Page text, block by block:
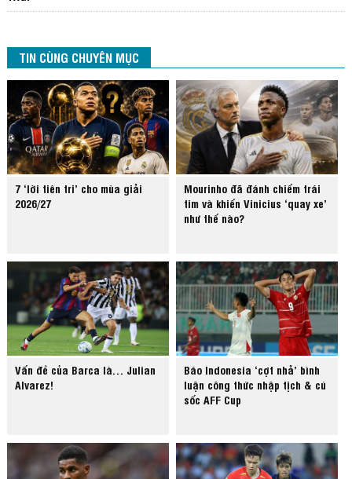
TIN CÙNG CHUYÊN MỤC
7 ‘lời tiên tri’ cho mùa giải
2026/27
Mourinho đã đánh chiếm trái
tim và khiến Vinicius ‘quay xe’
như thế nào?
Vấn đề của Barca là… Julian
Alvarez!
Báo Indonesia ‘cợt nhả’ bình
luận công thức nhập tịch & cú
sốc AFF Cup